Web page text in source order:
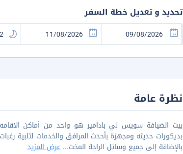
تحديد و تعديل خطة السفر
نظرة عامة
بيت الضيافة سويس لي بادامير هو واحد من أماكن
بديكورات حديثه ومجهزة بأحدث المرافق والخدمات لتلبية
بالإضافة إلى جميع وسائل الراحة المخت...عرض المزيد